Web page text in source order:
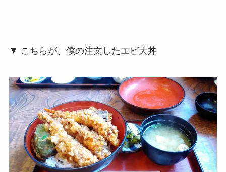
▼ こちらが、僕の注文したエビ天丼